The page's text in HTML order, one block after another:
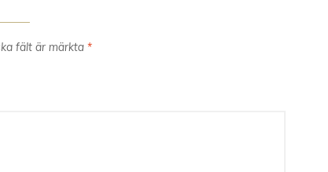
fält är märkta *